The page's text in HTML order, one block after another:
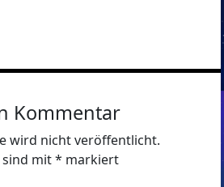
Kommentar
wird nicht veröffentlicht.
sind mit* markiert